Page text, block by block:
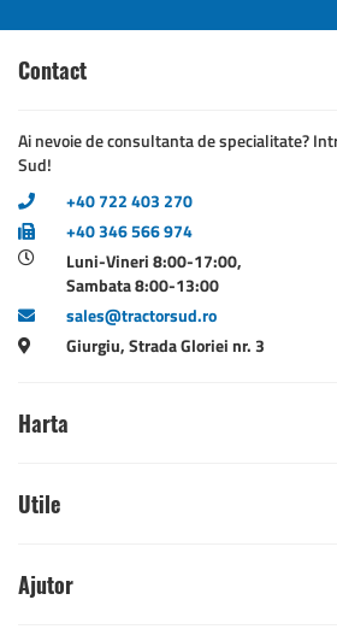
Contact
Ai nevoie de consultanta de specialitate?
Sud!
+40 722 403 270
+40 346 566 974
Luni-Vineri 8:00-17:00,
Sambata 8:00-13:00
sales@tractorsud.ro
Giurgiu, Strada Gloriei nr. 3
Harta
Utile
Ajutor